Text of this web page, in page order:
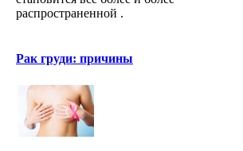
распространенной .
Рак груди: причины